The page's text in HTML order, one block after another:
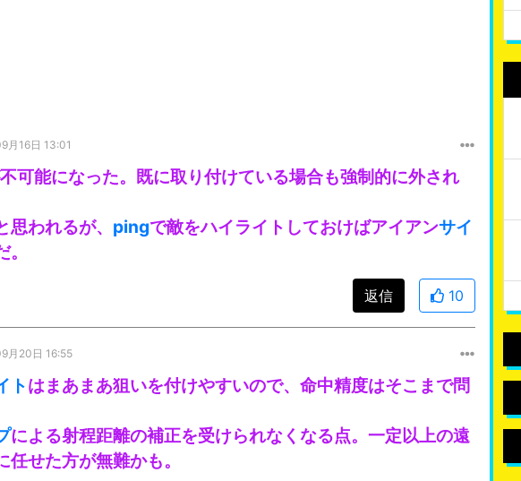
月16日 13:01
可能になった。既に取り付けている場合も強制的に外され
われるが、 pingで敵をハイライトしておけばアイアンサイ
返信 10
月20日 16:55
トはまあまあ狙いを付けやすいので、命中精度はそこまで問
による射程距離の補正を受けられなくなる点。一定以上の遠
任せた方が無難かも。